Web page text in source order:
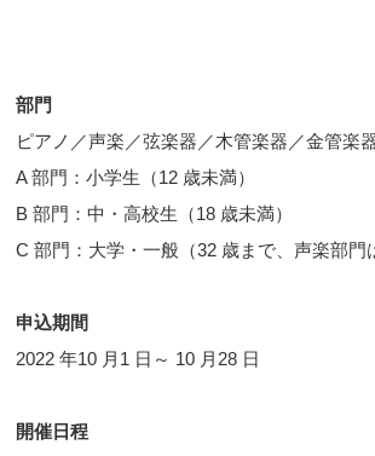
部門
ピアノ／声楽／弦楽器／木管楽器／金管楽
A 部門：小学生（12 歳未満）
B 部門：中・高校生（18 歳未満）
C 部門：大学・一般（32 歳まで、声楽部門
申込期間
2022 年10 月1 日～ 10 月28 日
開催日程